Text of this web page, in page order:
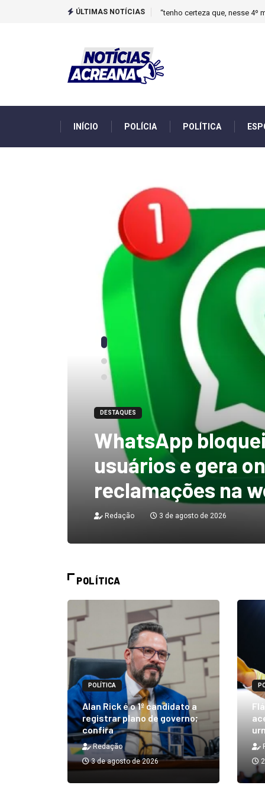
ÚLTIMAS NOTÍCIAS Novo boletim indica El Niño
INÍCIO POLÍCIA POLÍTICA
DESTAQUES
“tenho certeza
mandato, Lula
ficar no Senado”,
Redação 3 de agosto de 2026
POLÍTICA
POLÍTICA
Alan Rick é o 1º candidato a
registrar plano de governo;
confira
Redação
3 de agosto de 2026